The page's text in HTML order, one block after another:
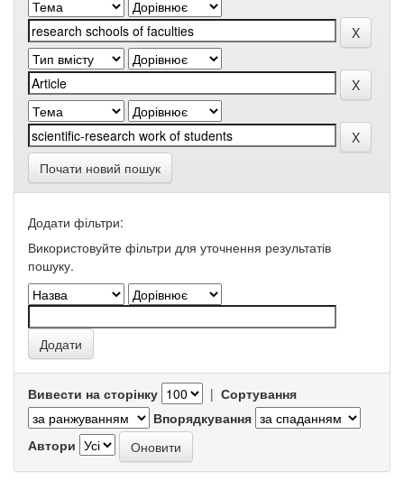
Почати новий пошук
Додати фільтри:
Використовуйте фільтри для уточнення результатів
пошуку.
Вивести на сторінку | Сортування
Впорядкування
Автори